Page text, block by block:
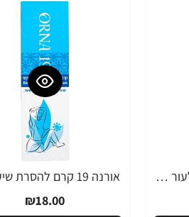
אורנה 19 קרם דפילטור לעור רגיש 80 גרם
₪18.00